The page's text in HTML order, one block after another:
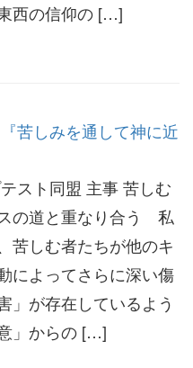
西の信仰の […]
苦しみを通して神に近
スト同盟 主事 苦しむ
の道と重なり合う 私
苦しむ者たちが他のキ
によってさらに深い傷
」が存在しているよう
」からの […]